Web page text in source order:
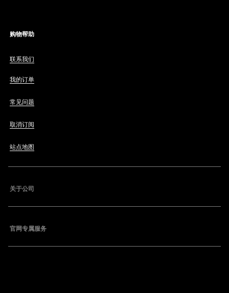
购物帮助
联系我们
我的订单
常见问题
取消订阅
站点地图
关于公司
官网专属服务